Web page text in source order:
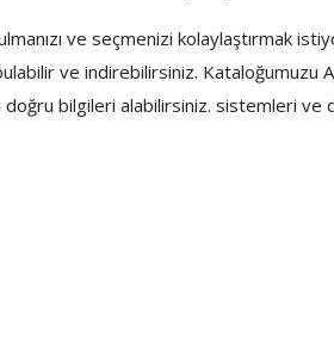
ve seçmenizi kolaylaştırmak
ve indirebilirsiniz. Kataloğumuzu
doğru bilgileri alabilirsiniz. sistemleri ve